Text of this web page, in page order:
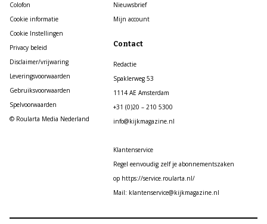
Colofon
Cookie informatie
Cookie Instellingen
Privacy beleid
Disclaimer/vrijwaring
Leveringsvoorwaarden
Gebruiksvoorwaarden
Spelvoorwaarden
© Roularta Media Nederland
Nieuwsbrief
Mijn account
Contact
Redactie
Spaklerweg 53
1114 AE Amsterdam
+31 (0)20 – 210 5300
info@kijkmagazine.nl
Klantenservice
Regel eenvoudig zelf je abonnementszaken
op https://service.roularta.nl/
Mail: klantenservice@kijkmagazine.nl